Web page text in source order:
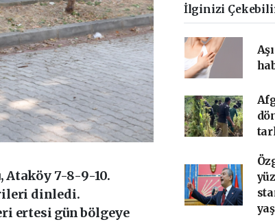
Ataköy 7-8-9-10.
dinledi.
ertesi gün bölgeye
İlginizi